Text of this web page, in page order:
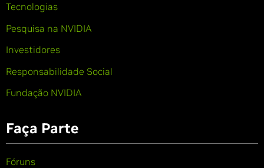
Tecnologias
Pesquisa na NVIDIA
Investidores
Responsabilidade Social
Fundação NVIDIA
Faça Parte
Fóruns